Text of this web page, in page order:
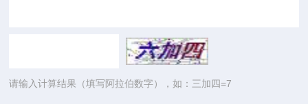
请输入计算结果（填写阿拉伯数字），如：三加四=7